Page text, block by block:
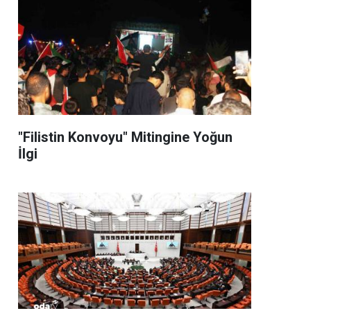
"Filistin Konvoyu" Mitingine Yoğun
İlgi